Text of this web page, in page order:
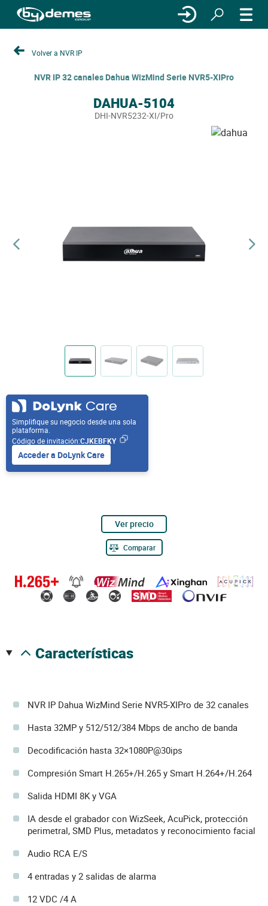
Volver a NVR IP
NVR IP 32 canales Dahua WizMind Serie NVR5-XIPro
DAHUA-5104
DHI-NVR5232-XI/Pro
Simplifique su negocio desde una sola
plataforma.
Código de invitación:CJKEBFKY
Acceder a DoLynk Care
Ver precio
Comparar
características
NVR IP Dahua WizMind Serie NVR5-XIPro de 32 canales
Hasta 32MP y 512/512/384 Mbps de ancho de banda
Decodificación hasta 32×1080P@30ips
Compresión Smart H.265+/H.265 y Smart H.264+/H.264
Salida HDMI 8K y VGA
IA desde el grabador con WizSeek, AcuPick, protección
perimetral, SMD Plus, metadatos y reconocimiento facial
Audio RCA E/S
4 entradas y 2 salidas de alarma
12 VDC /4 A